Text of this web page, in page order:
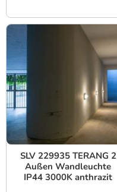
SLV 229935 TERANG 2
Außen Wandleuchte
IP44 3000K anthrazit